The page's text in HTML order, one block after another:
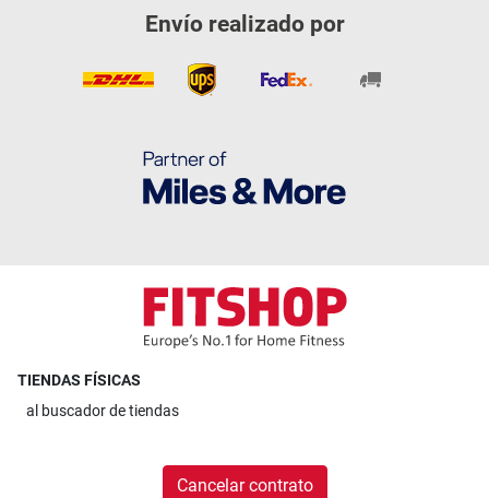
Envío realizado por
TIENDAS FÍSICAS
al buscador de tiendas
Cancelar contrato